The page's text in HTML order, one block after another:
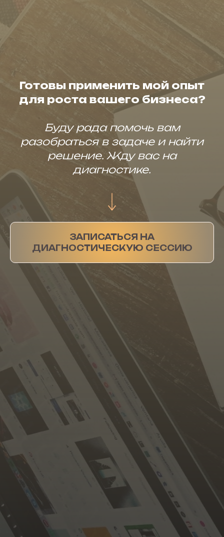
Готовы применить мой опыт
для роста вашего бизнеса?
Буду рада помочь вам
разобраться в задаче и найти
решение. Жду вас на
диагностике.
ЗАПИСАТЬСЯ НА
ДИАГНОСТИЧЕСКУЮ СЕССИЮ